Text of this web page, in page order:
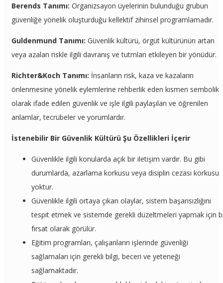
Berends Tanımı: Organizsayon üyelerinin bulunduğu grubun
güvenliğe yönelik oluşturduğu kellektif zihinsel programlamadır.
Guldenmund Tanımı: Güvenlik kültürü, örgüt kültürünün artan
veya azalan riskle ilgili davranış ve tutmları etkileyen bir yönüdür.
Richter&Koch Tanımı: İnsanların risk, kaza ve kazaların
önlenmesine yönelik eylemlerine rehberlik eden kısmen sembolik
olarak ifade edilen güvenlik ve işle ilgili paylaşılan ve öğrenilen
anlamlar, tecrübeler ve yorumlardır.
İstenebilir Bir Güvenlik Kültürü Şu Özellikleri İçerir
Güvenlikle ilgili konularda açık bir iletişim vardır. Bu gibi
durumlarda, azarlama korkusu veya disiplin cezası korkusu
yoktur.
Güvenlikle ilgili ortaya çıkan olaylar, sistem başarısızlığını
tespit etmek ve sistemde gerekli düzeltmeleri yapmak için
fırsat olarak görülür.
Eğitim programları, çalışanların işlerinde güvenliği
sağlamaları için gerekli bilgi, beceri ve yeteneği
sağlamaktadır.